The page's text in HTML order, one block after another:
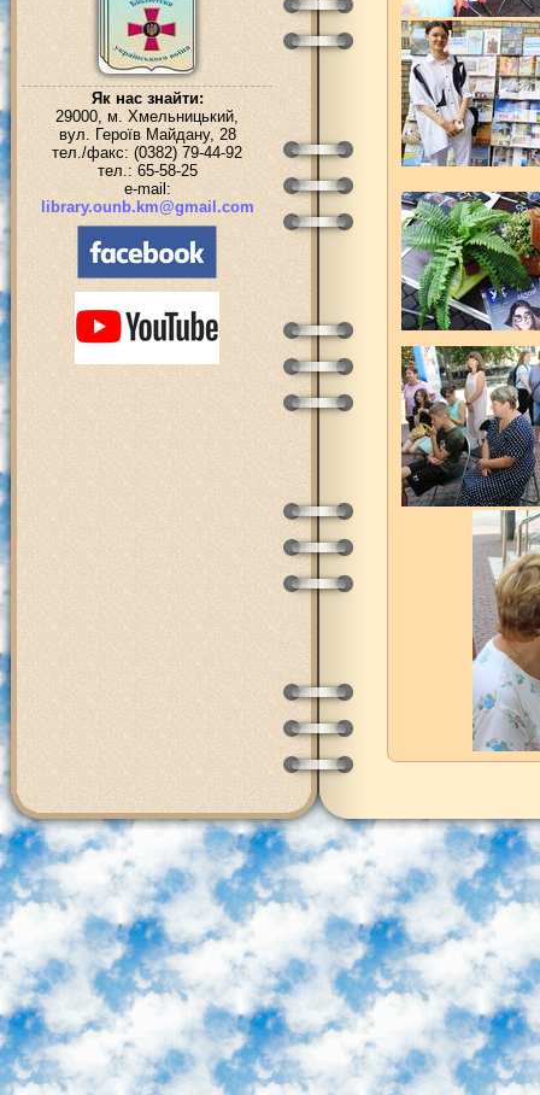
Як нас знайти:
29000, м. Хмельницький,
вул. Героїв Майдану, 28
тел./факс: (0382) 79-44-92
тел.: 65-58-25
e-mail:
library.ounb.km@gmail.com